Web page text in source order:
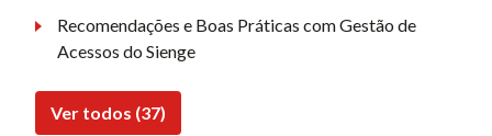
Recomendações e Boas Práticas com Gestão de
Acessos do Sienge
Ver todos (37)